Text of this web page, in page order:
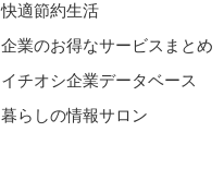
快適節約生活
企業のお得なサービスまとめ
イチオシ企業データベース
暮らしの情報サロン